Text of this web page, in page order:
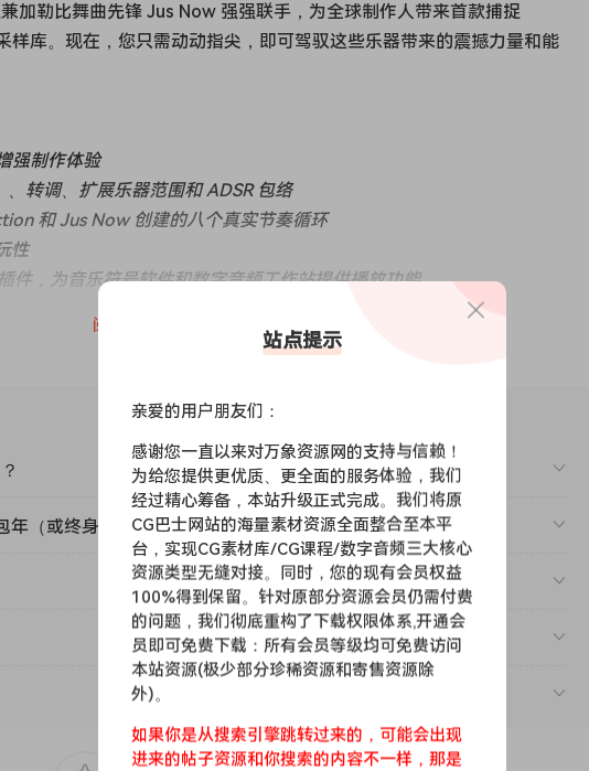
加勒比舞曲先锋 Jus Now 强强联手，为全球制作人带来首款捕捉
库。现在，您只需动动指尖，即可驾驭这些乐器带来的震撼力量和能
强制作体验
转调、扩展乐器范围和 ADSR 包络
和 Jus Now 创建的八个真实节奏循环
性
件，为音乐符号软件和数字音频工作站提供播放功能
the rhythm section or ‘engine room’, as it is commonly referred
of the rhythm section is one which when heard evokes feelings of
the clangs of iron and metal, an abrasive symphony of energy.
the Laventille Rhythm Section born out of the hills of
through its instrumental and rhythmic innovations, into an entity
its own. The vibrations which are created whenever they perform is
electronic music duo and Caribbean dance music pioneers Jus Now,
its kind, an authentic rhythm sample library which captures the
Now you have the means of harnessing the awesome power
with the tips of your fingers.
middle and far) to enhance the production experience
阅读全文
年（或终身VIP）吗？
站点提示
亲爱的用户朋友们：
感谢您一直以来对万象资源网的支持与信赖！
为给您提供更优质、更全面的服务体验，我们
经过精心筹备，本站升级正式完成。我们将原
CG巴士网站的海量素材资源全面整合至本平
台，实现CG素材库/CG课程/数字音频三大核心
资源类型无缝对接。同时，您的现有会员权益
100%得到保留。针对原部分资源会员仍需付费
的问题，我们彻底重构了下载权限体系,开通会
员即可免费下载：所有会员等级均可免费访问
本站资源(极少部分珍稀资源和寄售资源除
外)。
如果你是从搜索引擎跳转过来的，可能会出现
进来的帖子资源和你搜索的内容不一样，那是